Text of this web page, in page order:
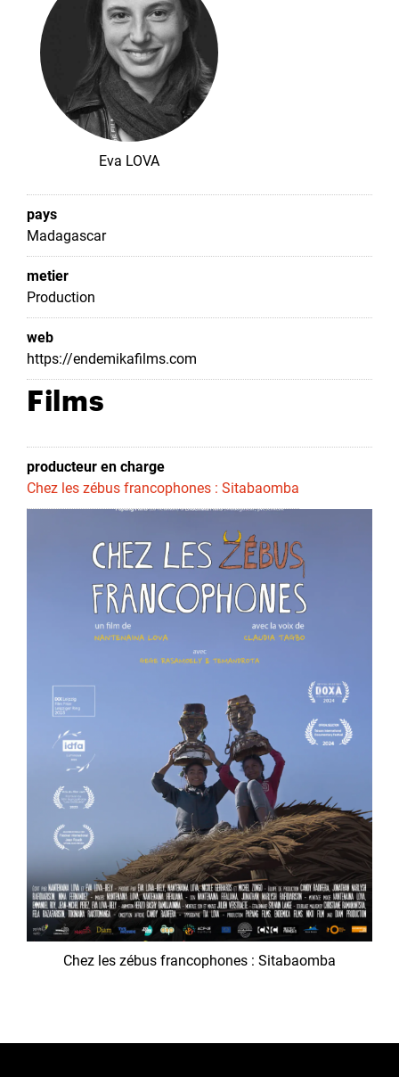
Eva LOVA
pays
Madagascar
metier
Production
web
https://endemikafilms.com
Films
producteur en charge
Chez les zébus francophones : Sitabaomba
Chez les zébus francophones : Sitabaomba